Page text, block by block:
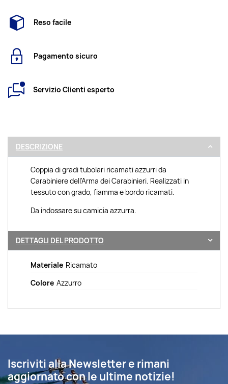
Reso facile
Pagamento sicuro
Servizio Clienti esperto
DESCRIZIONE
Coppia di gradi tubolari ricamati azzurri da
Carabiniere dell'Arma dei Carabinieri. Realizzati in
tessuto con grado, fiamma e bordo ricamati.
Da indossare su camicia azzurra.
DETTAGLI DEL PRODOTTO
Materiale Ricamato
Colore Azzurro
Iscriviti alla Newsletter e rimani
aggiornato con le ultime notizie!